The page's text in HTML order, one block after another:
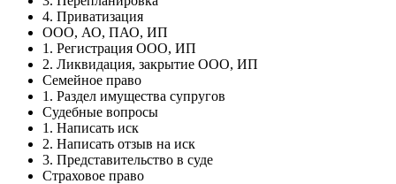
4. Приватизация
ООО, АО, ПАО, ИП
1. Регистрация ООО, ИП
2. Ликвидация, закрытие ООО, ИП
Семейное право
1. Раздел имущества супругов
Судебные вопросы
1. Написать иск
2. Написать отзыв на иск
3. Представительство в суде
Страховое право